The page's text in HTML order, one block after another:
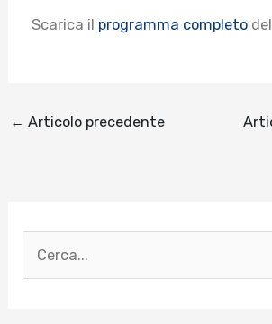
Scarica il programma completo
← Articolo precedente